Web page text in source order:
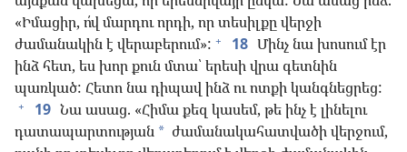
«Իմացիր, ո՛վ մարդու որդի, որ տեսիլքը վերջի
ժամանակին է վերաբերում»: + 18 Մինչ նա խոսում էր
ինձ հետ, ես խոր քուն մտա՝ երեսի վրա գետնին
պառկած: Հետո նա դիպավ ինձ ու ոտքի կանգնեցրեց:
+ 19 Նա ասաց. «Հիմա քեզ կասեմ, թե ինչ է լինելու
դատապարտության * ժամանակահատվածի վերջում,